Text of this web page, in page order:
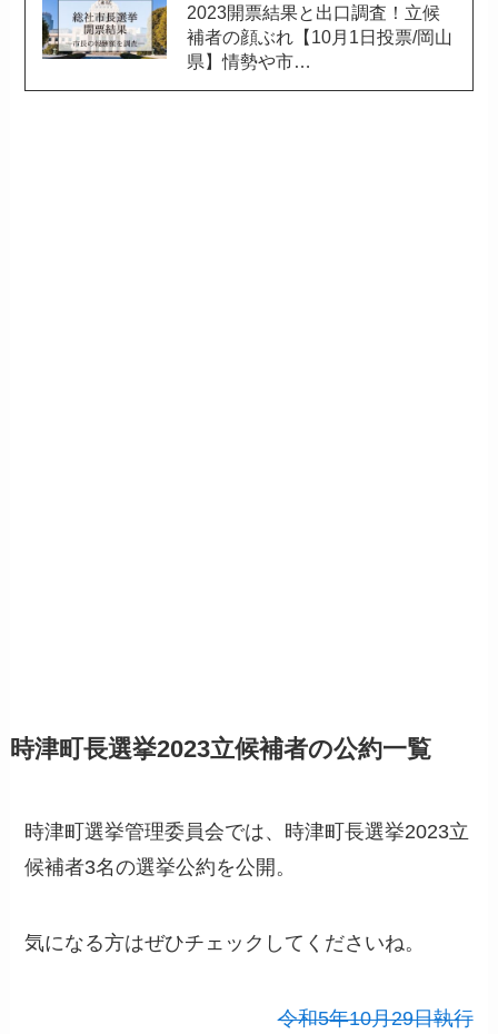
2023開票結果と出口調査！立候
補者の顔ぶれ【10月1日投票/岡山
県】情勢や市…
時津町長選挙2023立候補者の公約一覧
時津町選挙管理委員会では、時津町長選挙2023立
候補者3名の選挙公約を公開。
気になる方はぜひチェックしてくださいね。
令和5年10月29日執行